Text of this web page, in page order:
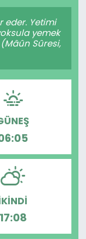
eder. Yetimi
yemek
Sûresi,
17:08